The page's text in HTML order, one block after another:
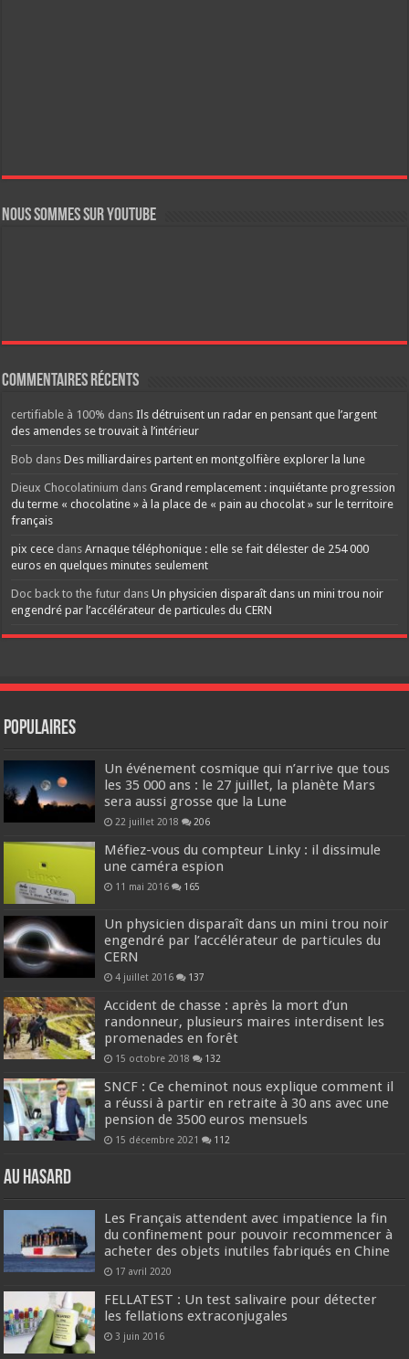
Nous sommes sur YouTube
Commentaires récents
certifiable à 100% dansIls détruisent un radar en pensant que l’argent
des amendes se trouvait à l’intérieur
Bob dansDes milliardaires partent en montgolfière explorer la lune
Dieux Chocolatinium dansGrand remplacement : inquiétante progression
du terme « chocolatine » à la place de « pain au chocolat » sur le territoire
français
pix cece dansArnaque téléphonique : elle se fait délester de 254 000
euros en quelques minutes seulement
Doc back to the futur dansUn physicien disparaît dans un mini trou noir
engendré par l’accélérateur de particules du CERN
Populaires
Un événement cosmique qui n’arrive que tous
les 35 000 ans : le 27 juillet, la planète Mars
sera aussi grosse que la Lune
22 juillet 2018 206
Méfiez-vous du compteur Linky : il dissimule
une caméra espion
11 mai 2016 165
Un physicien disparaît dans un mini trou noir
engendré par l’accélérateur de particules du
CERN
4 juillet 2016 137
Accident de chasse : après la mort d’un
randonneur, plusieurs maires interdisent les
promenades en forêt
15 octobre 2018 132
SNCF : Ce cheminot nous explique comment il
a réussi à partir en retraite à 30 ans avec une
pension de 3500 euros mensuels
15 décembre 2021 112
Au hasard
Les Français attendent avec impatience la fin
du confinement pour pouvoir recommencer à
acheter des objets inutiles fabriqués en Chine
17 avril 2020
FELLATEST : Un test salivaire pour détecter
les fellations extraconjugales
3 juin 2016